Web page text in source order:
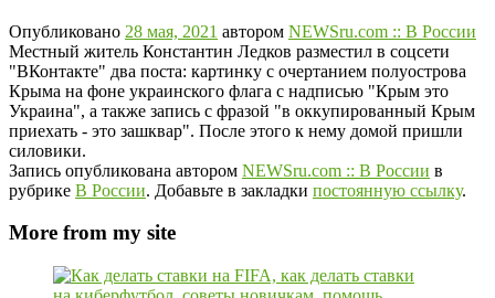
Опубликовано 28 мая, 2021 автором NEWSru.com :: В России
Местный житель Константин Ледков разместил в соцсети
"ВКонтакте" два поста: картинку с очертанием полуострова
Крыма на фоне украинского флага с надписью "Крым это
Украина", а также запись с фразой "в оккупированный Крым
приехать - это зашквар". После этого к нему домой пришли
силовики.
Запись опубликована автором NEWSru.com :: В России в
рубрике В России. Добавьте в закладки постоянную ссылку.
More from my site